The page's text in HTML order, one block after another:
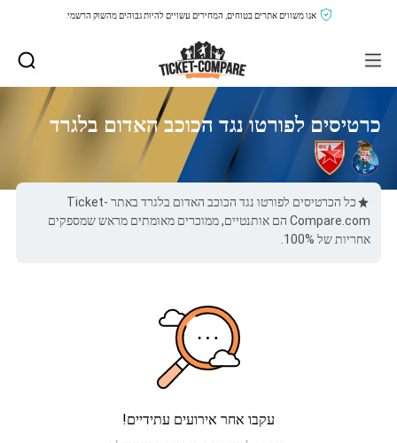
אנו משווים אתרים בטוחים, המחירים עשויים להיות גבוהים מהשוק הרשמי.
כרטיסים לפורטו נגד הכוכב האדום בלגרד
כל הכרטיסים לפורטו נגד הכוכב האדום בלגרד באתר Ticket-
Compare.com הם אותנטיים, ממוכרים מאומתים מראש שמספקים
אחריות של 100%.
עקבו אחר אירועים עתידיים!